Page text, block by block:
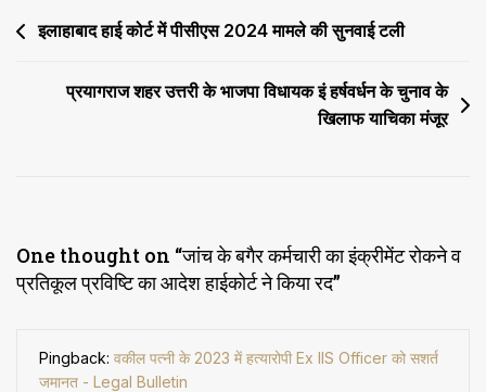
ने
Post
इलाहाबाद हाई कोर्ट में पीसीएस 2024 मामले की सुनवाई टली
प्रयागराज शहर उत्तरी के भाजपा विधायक इं हर्षवर्धन के चुनाव के
खिलाफ याचिका मंजूर
One thought on “जांच के बगैर कर्मचारी का इंक्रीमेंट रोकने व
प्रतिकूल प्रविष्टि का आदेश हाईकोर्ट ने किया रद”
Pingback: वकील पत्नी के 2023 में हत्यारोपी Ex IIS Officer को सशर्त
जमानत - Legal Bulletin